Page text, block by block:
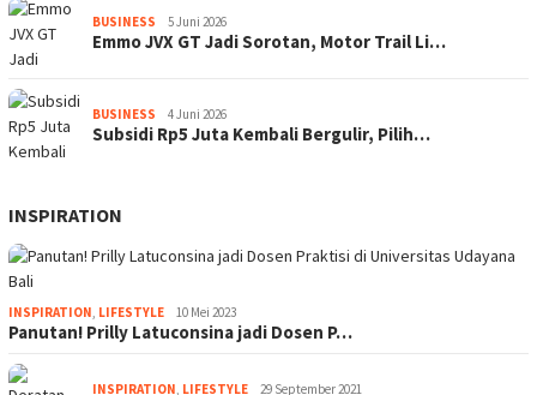
BUSINESS 5 Juni 2026
Emmo JVX GT Jadi Sorotan, Motor Trail Li…
BUSINESS 4 Juni 2026
Subsidi Rp5 Juta Kembali Bergulir, Pilih…
INSPIRATION
INSPIRATION, LIFESTYLE 10 Mei 2023
Panutan! Prilly Latuconsina jadi Dosen P…
INSPIRATION, LIFESTYLE 29 September 2021